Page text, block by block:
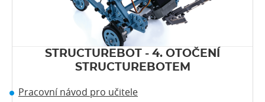
STRUCTUREBOT - 4. OTOČENÍ
STRUCTUREBOTEM
Pracovní návod pro učitele